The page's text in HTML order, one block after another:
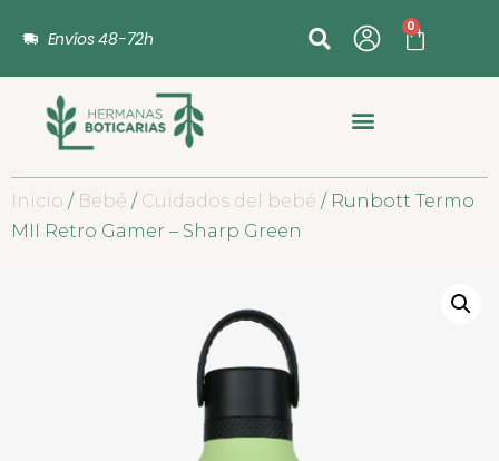
Envíos 48-72h
0
Inicio / Bebé / Cuidados del bebé / Runbott Termo
MII Retro Gamer – Sharp Green